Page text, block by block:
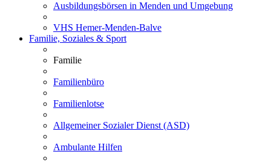
Ausbildungsbörsen in Menden und Umgebung
VHS Hemer-Menden-Balve
Familie, Soziales & Sport
Familie
Familienbüro
Familienlotse
Allgemeiner Sozialer Dienst (ASD)
Ambulante Hilfen